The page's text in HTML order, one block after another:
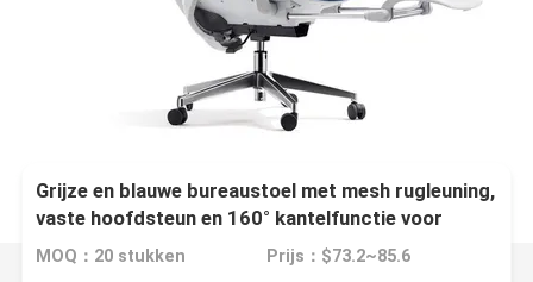
Grijze en blauwe bureaustoel met mesh rugleuning,
vaste hoofdsteun en 160° kantelfunctie voor
thuiskantoor
MOQ：20 stukken Prijs：$73.2~85.6